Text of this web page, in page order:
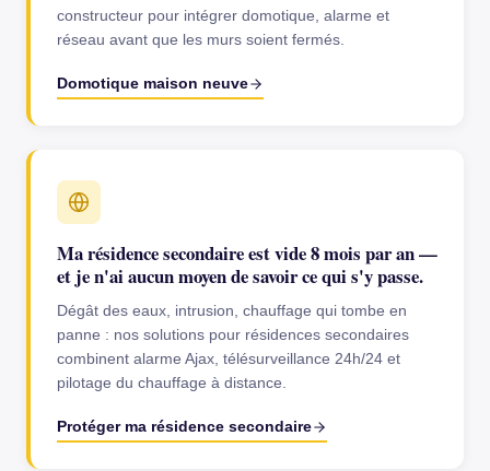
constructeur pour intégrer domotique, alarme et
réseau avant que les murs soient fermés.
Domotique maison neuve
Ma résidence secondaire est vide 8 mois par an —
et je n'ai aucun moyen de savoir ce qui s'y passe.
Dégât des eaux, intrusion, chauffage qui tombe en
panne : nos solutions pour résidences secondaires
combinent alarme Ajax, télésurveillance 24h/24 et
pilotage du chauffage à distance.
Protéger ma résidence secondaire